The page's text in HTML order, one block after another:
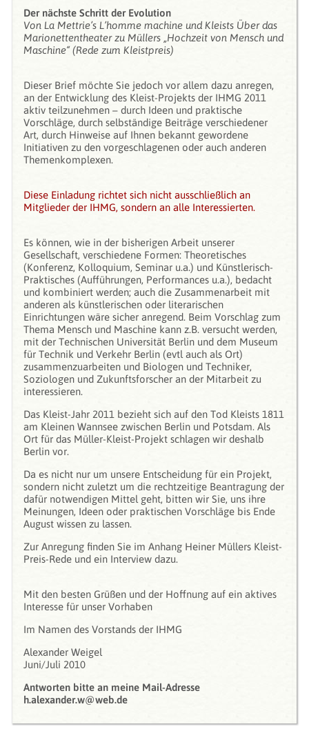
Der nächste Schritt der Evolution
Von La Mettrie’s L’homme machine und Kleists Über das
Marionettentheater zu Müllers „Hochzeit von Mensch und
Maschine“ (Rede zum Kleistpreis)
Dieser Brief möchte Sie jedoch vor allem dazu anregen,
an der Entwicklung des Kleist-Projekts der IHMG 2011
aktiv teilzunehmen – durch Ideen und praktische
Vorschläge, durch selbständige Beiträge verschiedener
Art, durch Hinweise auf Ihnen bekannt gewordene
Initiativen zu den vorgeschlagenen oder auch anderen
Themenkomplexen.
Diese Einladung richtet sich nicht ausschließlich an
Mitglieder der IHMG, sondern an alle Interessierten.
Es können, wie in der bisherigen Arbeit unserer
Gesellschaft, verschiedene Formen: Theoretisches
(Konferenz, Kolloquium, Seminar u.a.) und Künstlerisch-
Praktisches (Aufführungen, Performances u.a.), bedacht
und kombiniert werden; auch die Zusammenarbeit mit
anderen als künstlerischen oder literarischen
Einrichtungen wäre sicher anregend. Beim Vorschlag zum
Thema Mensch und Maschine kann z.B. versucht werden,
mit der Technischen Universität Berlin und dem Museum
für Technik und Verkehr Berlin (evtl auch als Ort)
zusammenzuarbeiten und Biologen und Techniker,
Soziologen und Zukunftsforscher an der Mitarbeit zu
interessieren.
Das Kleist-Jahr 2011 bezieht sich auf den Tod Kleists 1811
am Kleinen Wannsee zwischen Berlin und Potsdam. Als
Ort für das Müller-Kleist-Projekt schlagen wir deshalb
Berlin vor.
Da es nicht nur um unsere Entscheidung für ein Projekt,
sondern nicht zuletzt um die rechtzeitige Beantragung der
dafür notwendigen Mittel geht, bitten wir Sie, uns ihre
Meinungen, Ideen oder praktischen Vorschläge bis Ende
August wissen zu lassen.
Zur Anregung finden Sie im Anhang Heiner Müllers Kleist-
Preis-Rede und ein Interview dazu.
Mit den besten Grüßen und der Hoffnung auf ein aktives
Interesse für unser Vorhaben
Im Namen des Vorstands der IHMG
Alexander Weigel
Juni/Juli 2010
Antworten bitte an meine Mail-Adresse
h.alexander.w@web.de